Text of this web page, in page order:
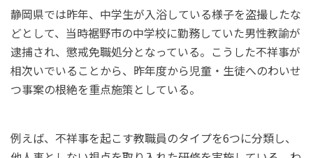
静岡県では昨年、中学生が入浴している様子を盗撮したな
どとして、当時裾野市の中学校に勤務していた男性教諭が
逮捕され、懲戒免職処分となっている。こうした不祥事が
相次いでいることから、昨年度から児童・生徒へのわいせ
つ事案の根絶を重点施策としている。
例えば、不祥事を起こす教職員のタイプを6つに分類し、